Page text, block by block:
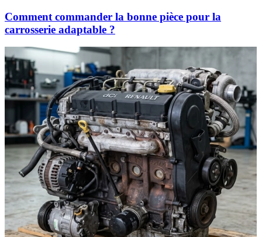
Comment commander la bonne pièce pour la
carrosserie adaptable ?